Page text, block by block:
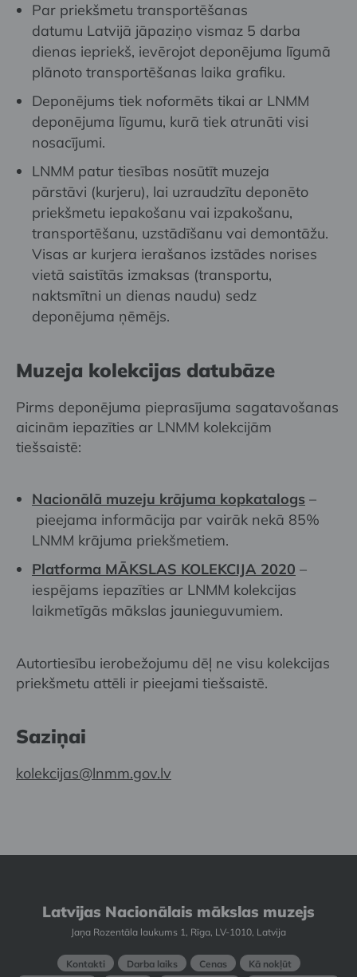
Par priekšmetu transportēšanas
datumu Latvijā jāpaziņo vismaz 5 darba
dienas iepriekš, ievērojot deponējuma līgumā
plānoto transportēšanas laika grafiku.
Deponējums tiek noformēts tikai ar LNMM
deponējuma līgumu, kurā tiek atrunāti visi
nosacījumi.
LNMM patur tiesības nosūtīt muzeja
pārstāvi (kurjeru), lai uzraudzītu deponēto
priekšmetu iepakošanu vai izpakošanu,
transportēšanu, uzstādīšanu vai demontāžu.
Visas ar kurjera ierašanos izstādes norises
vietā saistītās izmaksas (transportu,
naktsmītni un dienas naudu) sedz
deponējuma ņēmējs.
Muzeja kolekcijas datubāze
Pirms deponējuma pieprasījuma sagatavošanas
aicinām iepazīties ar LNMM kolekcijām
tiešsaistē:
Nacionālā muzeju krājuma kopkatalogs –
pieejama informācija par vairāk nekā 85%
LNMM krājuma priekšmetiem.
Platforma MĀKSLAS KOLEKCIJA 2020 –
iespējams iepazīties ar LNMM kolekcijas
laikmetīgās mākslas jaunieguvumiem.
Autortiesību ierobežojumu dēļ ne visu kolekcijas
priekšmetu attēli ir pieejami tiešsaistē.
Saziņai
kolekcijas@lnmm.gov.lv
Latvijas Nacionālais mākslas muzejs
Jaņa Rozentāla laukums 1, Rīga, LV-1010, Latvija
Kontakti Darba laiks Cenas
Kā nokļūt